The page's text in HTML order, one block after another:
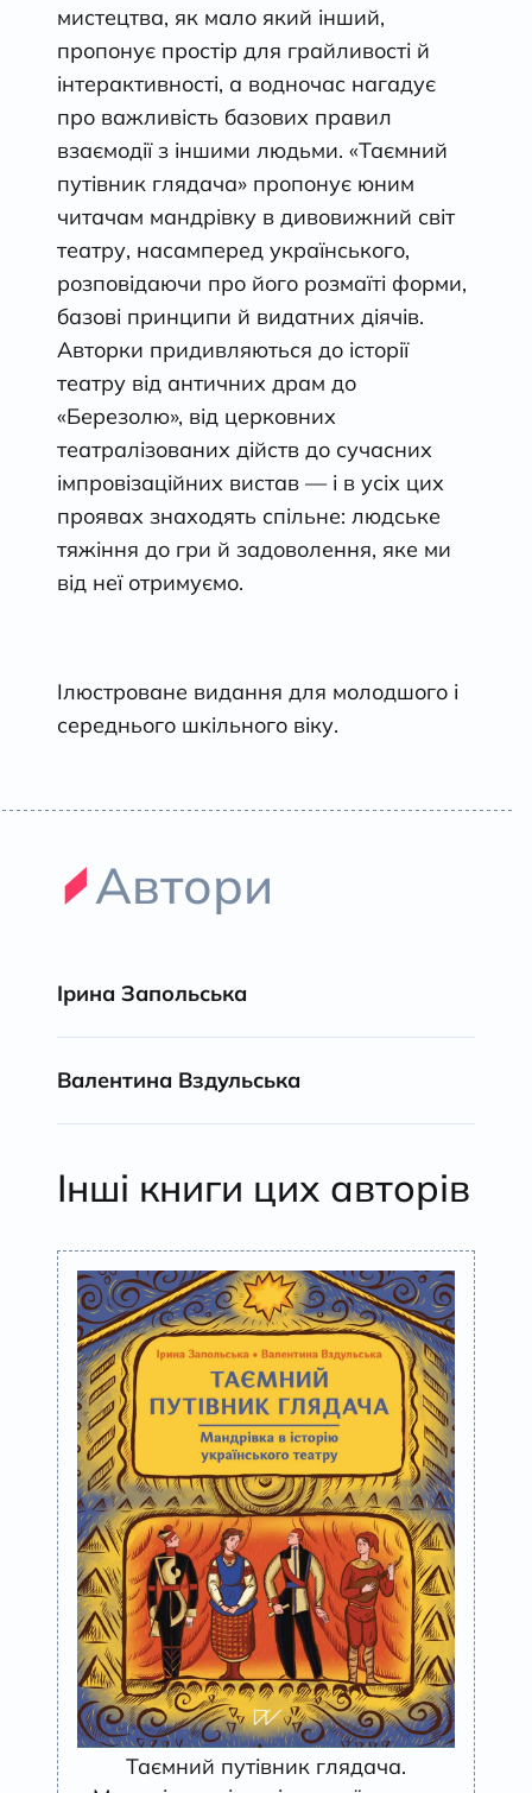
мистецтва, як мало який інший,
пропонує простір для грайливості й
інтерактивності, а водночас нагадує
про важливість базових правил
взаємодії з іншими людьми. «Таємний
путівник глядача» пропонує юним
читачам мандрівку в дивовижний світ
театру, насамперед українського,
розповідаючи про його розмаїті форми,
базові принципи й видатних діячів.
Авторки придивляються до історії
театру від античних драм до
«Березолю», від церковних
театралізованих дійств до сучасних
імпровізаційних вистав — і в усіх цих
проявах знаходять спільне: людське
тяжіння до гри й задоволення, яке ми
від неї отримуємо.
Ілюстроване видання для молодшого і
середнього шкільного віку.
Автори
Ірина Запольська
Валентина Вздульська
Інші книги цих авторів
Таємний путівник глядача.